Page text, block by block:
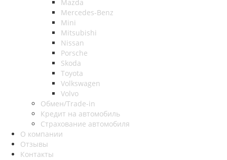
Mazda
Mercedes-Benz
Mini
Mitsubishi
Nissan
Porsche
Skoda
Toyota
Volkswagen
Volvo
Обмен/Trade-in
Кредит на автомобиль
Страхование автомобиля
О компании
Отзывы
Контакты